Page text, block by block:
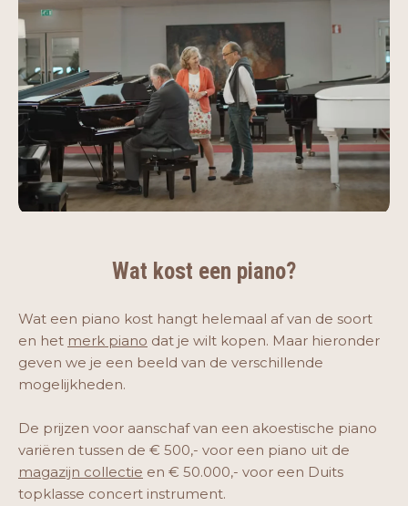
Wat kost een piano?
Wat een piano kost hangt helemaal af van de soort
en het merk piano dat je wilt kopen. Maar hieronder
geven we je een beeld van de verschillende
mogelijkheden.
De prijzen voor aanschaf van een akoestische piano
variëren tussen de € 500,- voor een piano uit de
magazijn collectie en € 50.000,- voor een Duits
topklasse concert instrument.